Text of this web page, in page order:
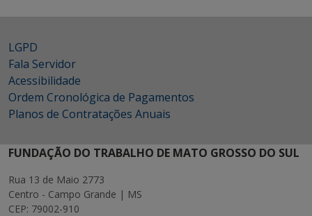
LGPD
Fala Servidor
Acessibilidade
Ordem Cronológica de Pagamentos
Planos de Contratações Anuais
FUNDAÇÃO DO TRABALHO DE MATO GROSSO DO SUL
Rua 13 de Maio 2773
Centro - Campo Grande | MS
CEP: 79002-910